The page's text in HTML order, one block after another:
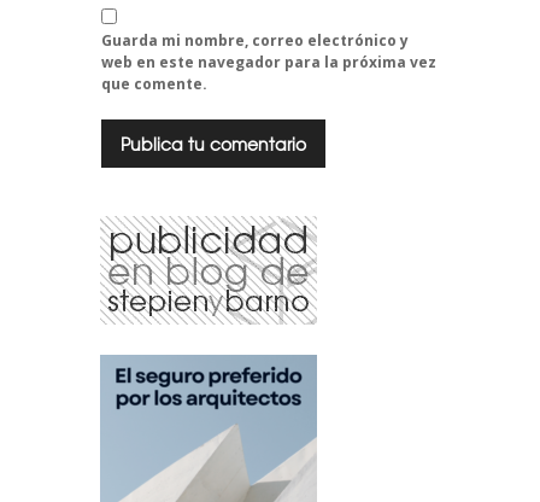
Guarda mi nombre, correo electrónico y
web en este navegador para la próxima vez
que comente.